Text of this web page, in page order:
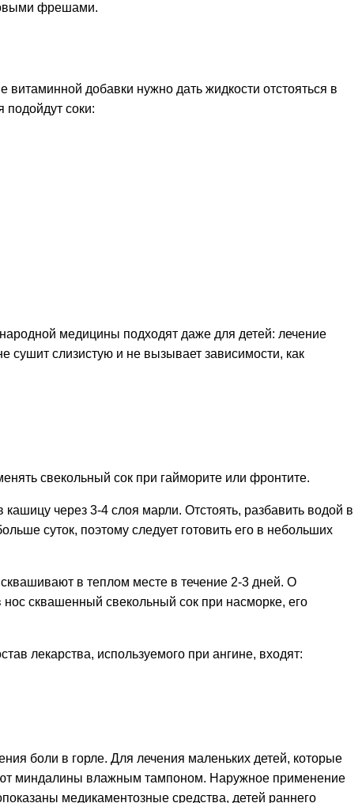
фрешами.
добавки нужно дать жидкости отстояться в
подойдут соки:
медицины подходят даже для детей: лечение
слизистую и не вызывает зависимости, как
свекольный сок при гайморите или фронтите.
через 3-4 слоя марли. Отстоять, разбавить водой в
суток, поэтому следует готовить его в небольших
в теплом месте в течение 2-3 дней. О
нос сквашенный свекольный сок при насморке, его
лекарства, используемого при ангине, входят:
боли в горле. Для лечения маленьких детей, которые
миндалины влажным тампоном. Наружное применение
медикаментозные средства, детей раннего